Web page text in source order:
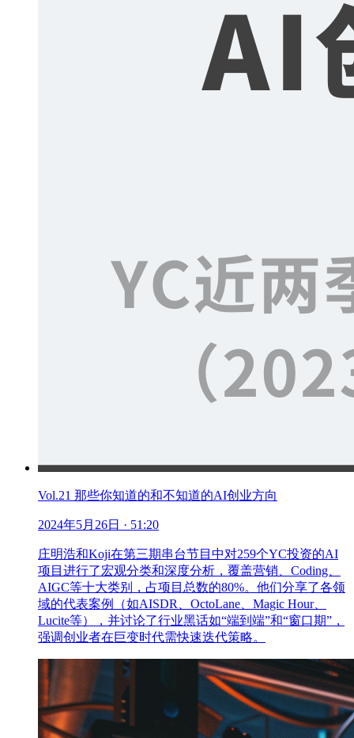
Vol.21 那些你知道的和不知道的AI创业方向
2024年5月26日 · 51:20
庄明浩和Koji在第三期串台节目中对259个YC投资的AI
项目进行了宏观分类和深度分析，覆盖营销、Coding、
AIGC等十大类别，占项目总数的80%。他们分享了各领
域的代表案例（如AISDR、OctoLane、Magic Hour、
Lucite等），并讨论了行业黑话如“端到端”和“窗口期”，
强调创业者在巨变时代需快速迭代策略。